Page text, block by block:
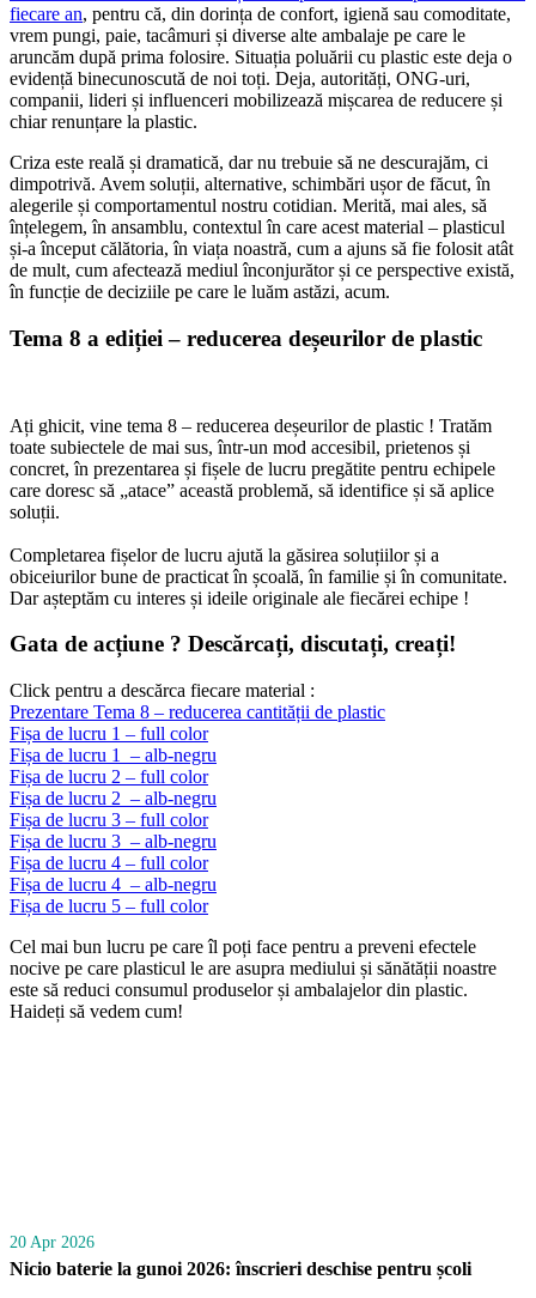
fiecare an, pentru că, din dorința de confort, igienă sau comoditate,
vrem pungi, paie, tacâmuri și diverse alte ambalaje pe care le
aruncăm după prima folosire. Situația poluării cu plastic este deja o
evidență binecunoscută de noi toți. Deja, autorități, ONG-uri,
companii, lideri și influenceri mobilizează mișcarea de reducere și
chiar renunțare la plastic.
Criza este reală și dramatică, dar nu trebuie să ne descurajăm, ci
dimpotrivă. Avem soluții, alternative, schimbări ușor de făcut, în
alegerile și comportamentul nostru cotidian. Merită, mai ales, să
înțelegem, în ansamblu, contextul în care acest material – plasticul
și-a început călătoria, în viața noastră, cum a ajuns să fie folosit atât
de mult, cum afectează mediul înconjurător și ce perspective există,
în funcție de deciziile pe care le luăm astăzi, acum.
Tema 8 a ediției – reducerea deșeurilor de plastic
Ați ghicit, vine tema 8 – reducerea deșeurilor de plastic ! Tratăm
toate subiectele de mai sus, într-un mod accesibil, prietenos și
concret, în prezentarea și fișele de lucru pregătite pentru echipele
care doresc să „atace” această problemă, să identifice și să aplice
soluții.
Completarea fișelor de lucru ajută la găsirea soluțiilor și a
obiceiurilor bune de practicat în școală, în familie și în comunitate.
Dar așteptăm cu interes și ideile originale ale fiecărei echipe !
Gata de acțiune ? Descărcați, discutați, creați!
Click pentru a descărca fiecare material :
Prezentare Tema 8 – reducerea cantității de plastic
Fișa de lucru 1 – full color
Fișa de lucru 1 – alb-negru
Fișa de lucru 2 – full color
Fișa de lucru 2 – alb-negru
Fișa de lucru 3 – full color
Fișa de lucru 3 – alb-negru
Fișa de lucru 4 – full color
Fișa de lucru 4 – alb-negru
Fișa de lucru 5 – full color
Cel mai bun lucru pe care îl poți face pentru a preveni efectele
nocive pe care plasticul le are asupra mediului și sănătății noastre
este să reduci consumul produselor și ambalajelor din plastic.
Haideți să vedem cum!
20 Apr 2026
Nicio baterie la gunoi 2026: înscrieri deschise pentru școli